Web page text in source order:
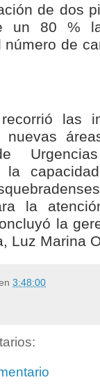
de dos
un 80 % la
número de
las
nuevas
la
la
la
Luz Marina
3:48:00